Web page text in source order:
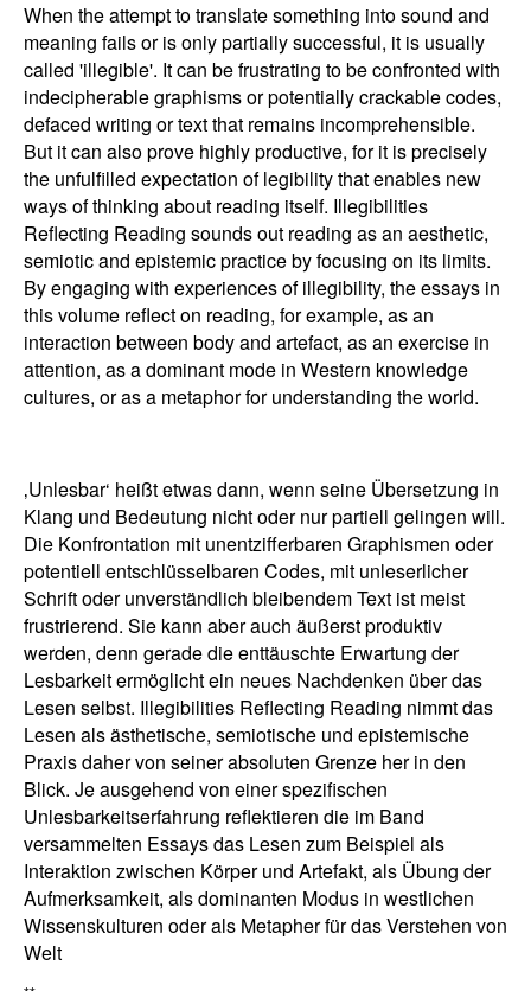
When the attempt to translate something into sound and
meaning fails or is only partially successful, it is usually
called 'illegible'. It can be frustrating to be confronted with
indecipherable graphisms or potentially crackable codes,
defaced writing or text that remains incomprehensible.
But it can also prove highly productive, for it is precisely
the unfulfilled expectation of legibility that enables new
ways of thinking about reading itself. Illegibilities
Reflecting Reading sounds out reading as an aesthetic,
semiotic and epistemic practice by focusing on its limits.
By engaging with experiences of illegibility, the essays in
this volume reflect on reading, for example, as an
interaction between body and artefact, as an exercise in
attention, as a dominant mode in Western knowledge
cultures, or as a metaphor for understanding the world.
‚Unlesbar‘ heißt etwas dann, wenn seine Übersetzung in
Klang und Bedeutung nicht oder nur partiell gelingen will.
Die Konfrontation mit unentzifferbaren Graphismen oder
potentiell entschlüsselbaren Codes, mit unleserlicher
Schrift oder unverständlich bleibendem Text ist meist
frustrierend. Sie kann aber auch äußerst produktiv
werden, denn gerade die enttäuschte Erwartung der
Lesbarkeit ermöglicht ein neues Nachdenken über das
Lesen selbst. Illegibilities Reflecting Reading nimmt das
Lesen als ästhetische, semiotische und epistemische
Praxis daher von seiner absoluten Grenze her in den
Blick. Je ausgehend von einer spezifischen
Unlesbarkeitserfahrung reflektieren die im Band
versammelten Essays das Lesen zum Beispiel als
Interaktion zwischen Körper und Artefakt, als Übung der
Aufmerksamkeit, als dominanten Modus in westlichen
Wissenskulturen oder als Metapher für das Verstehen von
Welt